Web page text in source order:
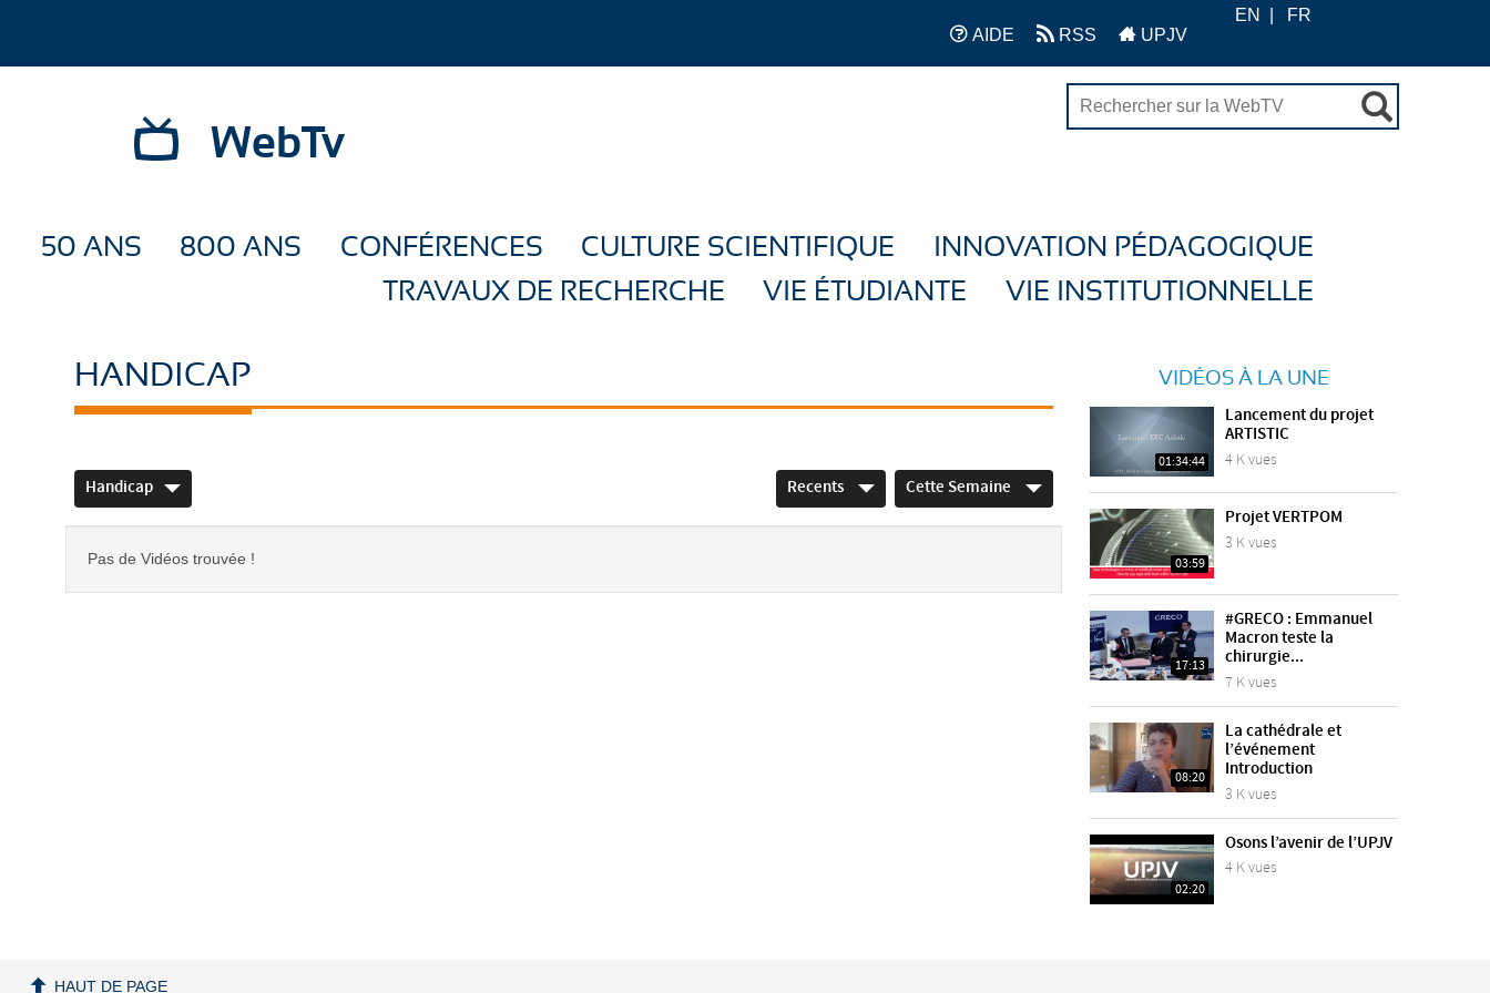
AIDE RSS UPJV
EN FR
WebTv
50 ANS 800 ANS CONFÉRENCES CULTURE SCIENTIFIQUE
INNOVATION PÉDAGOGIQUE
TRAVAUX DE RECHERCHE
VIE ÉTUDIANTE VIE INSTITUTIONNELLE
HANDICAP
Handicap Recents Cette Semaine
Pas de Vidéos trouvée !
VIDÉOS À LA UNE
01:34:44
Lancement du projet
ARTISTIC
4 K vues
03:59
Projet VERTPOM
3 K vues
17:13
#GRECO : Emmanuel
Macron teste la
chirurgie...
7 K vues
08:20
La cathédrale et
l’événement
Introduction
3 K vues
02:20
Osons l’avenir de l’UPJV
4 K vues
HAUT DE PAGE